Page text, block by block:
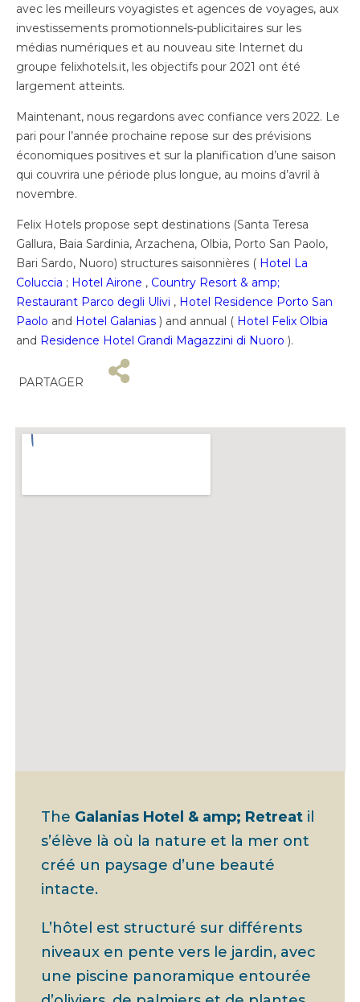
avec les meilleurs voyagistes et agences de voyages, aux
investissements promotionnels-publicitaires sur les
médias numériques et au nouveau site Internet du
groupe felixhotels.it, les objectifs pour 2021 ont été
largement atteints.
Maintenant, nous regardons avec confiance vers 2022. Le
pari pour l’année prochaine repose sur des prévisions
économiques positives et sur la planification d’une saison
qui couvrira une période plus longue, au moins d’avril à
novembre.
Felix Hotels propose sept destinations (Santa Teresa
Gallura, Baia Sardinia, Arzachena, Olbia, Porto San Paolo,
Bari Sardo, Nuoro) structures saisonnières ( Hotel La
Coluccia ; Hotel Airone , Country Resort & amp;
Restaurant Parco degli Ulivi , Hotel Residence Porto San
Paolo and Hotel Galanias ) and annual ( Hotel Felix Olbia
and Residence Hotel Grandi Magazzini di Nuoro ).
PARTAGER
The Galanias Hotel & amp; Retreat il
s’élève là où la nature et la mer ont
créé un paysage d’une beauté
intacte.
L’hôtel est structuré sur différents
niveaux en pente vers le jardin, avec
une piscine panoramique entourée